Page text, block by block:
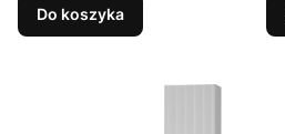
Do koszyka